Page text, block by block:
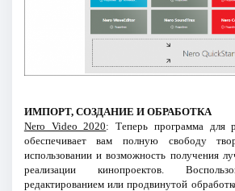
ИМПОРТ, СОЗДАНИЕ И ОБРАБОТКА
Nero Video 2020: Теперь программа для
обеспечивает вам полную свободу
использовании и возможность получения
реализации кинопроектов.
редактированием или продвинутой